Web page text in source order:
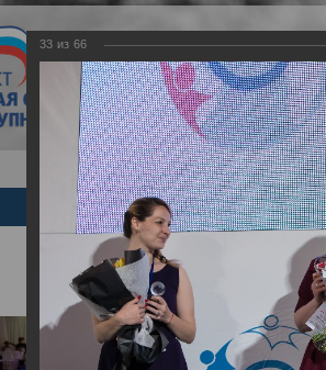
Версия для
Команда Новости
33 из 66